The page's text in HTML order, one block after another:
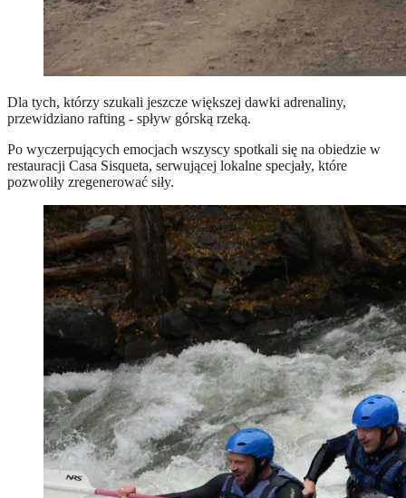
Dla tych, którzy szukali jeszcze większej dawki adrenaliny,
przewidziano rafting - spływ górską rzeką.
Po wyczerpujących emocjach wszyscy spotkali się na obiedzie w
restauracji Casa Sisqueta, serwującej lokalne specjały, które
pozwoliły zregenerować siły.